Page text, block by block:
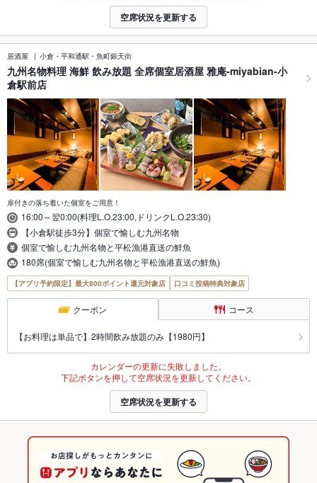
空席状況を更新する
居酒屋 小倉・平和通駅・魚町銀天街
九州名物料理 海鮮 飲み放題 全席個室居酒屋 雅庵-miyabian-小
倉駅前店
扉付きの落ち着いた個室をご用意！
16:00～翌0:00(料理L.O.23:00,ドリンクL.O.23:30)
【小倉駅徒歩3分】個室で愉しむ九州名物
個室で愉しむ九州名物と平松漁港直送の鮮魚
180席(個室で愉しむ九州名物と平松漁港直送の鮮魚)
【アプリ予約限定】最大800ポイント還元対象店 口コミ投稿特典対象店
クーポン コース
【お料理は単品で】2時間飲み放題のみ【1980円】
カレンダーの更新に失敗しました。
下記ボタンを押して空席状況を更新してください。
空席状況を更新する